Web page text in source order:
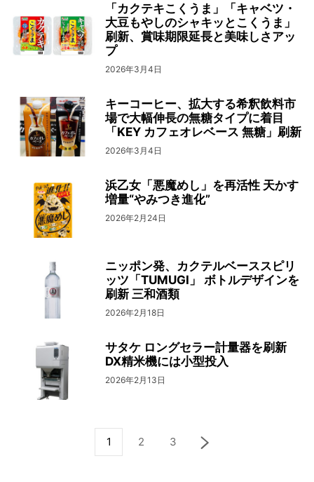
「カクテキこくうま」「キャベツ・
大豆もやしのシャキッとこくうま」
刷新、賞味期限延長と美味しさアッ
プ
2026年3月4日
キーコーヒー、拡大する希釈飲料市
場で大幅伸長の無糖タイプに着目
「KEY カフェオレベース 無糖」刷新
2026年3月4日
浜乙女「悪魔めし」を再活性 天かす
増量“やみつき進化”
2026年2月24日
ニッポン発、カクテルベーススピリ
ッツ「TUMUGI」 ボトルデザインを
刷新 三和酒類
2026年2月18日
サタケ ロングセラー計量器を刷新
DX精米機には小型投入
2026年2月13日
1 2 3